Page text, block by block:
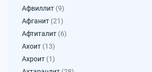
Афвиллит (9)
Афганит (21)
Афтиталит (6)
Ахоит (13)
Ахроит (1)